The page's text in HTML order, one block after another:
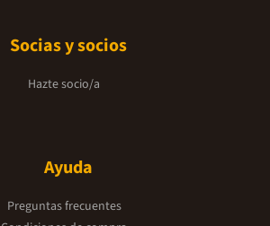
Socias y socios
Hazte socio/a
Ayuda
Preguntas frecuentes